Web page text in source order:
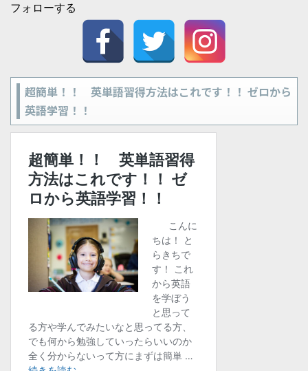
フォローする
超簡単！！ 英単語習得方法はこれです！！ ゼロから
英語学習！！